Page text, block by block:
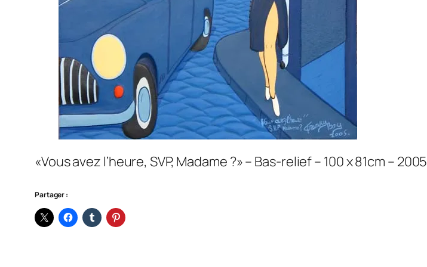
«Vous avez l’heure, SVP, Madame ?» – Bas-relief – 100 x 81cm – 2005
Partager :